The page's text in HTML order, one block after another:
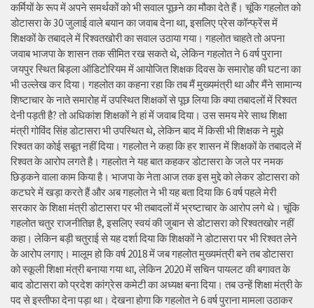
कर्मियों के रूप में अपने समर्थकों को भी सवाल पूछने का मौका देते हैं। चूंकि गहलोत को
डोटासरा के 30 जुलाई वाले बयान का जवाब देना था, इसलिए प्रेस कॉन्फ्रेंस में
शिक्षकों के तबादले में रिश्वतखोरी का सवाल उठाया गया। गहलोत चाहते तो अपना
जवाब भाजपा के शासन तक सीमित रख सकते थे, लेकिन गहलोत ने 6 वर्ष पुराना
जयपुर स्थित बिड़ला ऑडिटोरियम में आयोजित शिक्षक दिवस के समारोह की घटना का
भी उल्लेख कर दिया। गहलोत का कहना रहा कि तब मैं मुख्यमंत्री था और मैंने सामान्य
शिष्टाचार के नाते समारोह में उपस्थित शिक्षकों से पूछ लिया कि क्या तबादलों में रिश्वत
देनी पड़ती है? तो अधिकांश शिक्षकों ने हां में जवाब दिया। उस समय मेरे साथ शिक्षा
मंत्री गोविंद सिंह डोटासरा भी उपस्थित थे, लेकिन बाद में किसी भी शिक्षक ने मुझे
रिश्वत का कोई सबूत नहीं दिया। गहलोत ने कहा कि हर शासन में शिक्षकों के तबादले में
रिश्वत के आरोप लगते है। गहलोत ने यह बात कहकर डोटासरा के जले पर नमक
छिड़कने वाला काम किया है। भाजपा के नेता आज तक इस मुद्दे को लेकर डोटासरा को
कटघरे में खड़ा करते हैं और अब गहलोत ने भी यह बता दिया कि 6 वर्ष पहले मेरी
सरकार के शिक्षा मंत्री डोटासरा पर भी तबादलों में भ्रष्टाचार के आरोप लगे थे। चूंकि
गहलोत चतुर राजनीतिज्ञ है, इसलिए स्वयं की जुबान से डोटासरा को रिश्वतखोर नहीं
कहा। लेकिन बड़ी चतुराई से यह दर्शा दिया कि शिक्षकों ने डोटासरा पर भी रिश्वत लेने
के आरोप लगाए। मालूम हो कि वर्ष 2018 में जब गहलोत मुख्यमंत्री बने तब डोटासरा
को स्कूली शिक्षा मंत्री बनाया गया था, लेकिन 2020 में सचिन पायलट की बगावत के
बाद डोटासरा को प्रदेश कांग्रेस कमेटी का अध्यक्ष बना दिया। तब उन्हें शिक्षा मंत्री के
पद से इस्तीफा देना पड़ा था। देखना होगा कि गहलोत ने 6 वर्ष पुराना मामला उठाकर